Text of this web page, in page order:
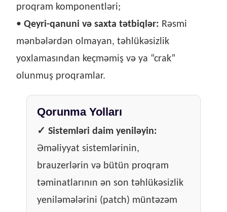
proqram komponentləri;
• Qeyri-qanuni və saxta tətbiqlər: Rəsmi
mənbələrdən olmayan, təhlükəsizlik
yoxlamasından keçməmiş və ya “crak”
olunmuş proqramlar.
Qorunma Yolları
✓ Sistemləri daim yeniləyin:
Əməliyyat sistemlərinin,
brauzerlərin və bütün proqram
təminatlarının ən son təhlükəsizlik
yeniləmələrini (patch) müntəzəm